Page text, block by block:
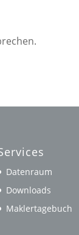
Datenraum
Downloads
Maklertagebuch